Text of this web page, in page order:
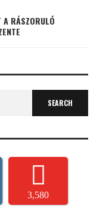
A RÁSZORULÓ
3,580